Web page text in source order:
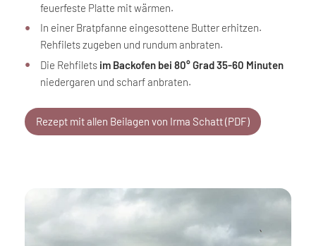
feuerfeste Platte mit wärmen.
In einer Bratpfanne eingesottene Butter erhitzen.
Rehfilets zugeben und rundum anbraten.
Die Rehfilets im Backofen bei 80° Grad 35-60 Minuten
niedergaren und scharf anbraten.
Rezept mit allen Beilagen von Irma Schatt (PDF)